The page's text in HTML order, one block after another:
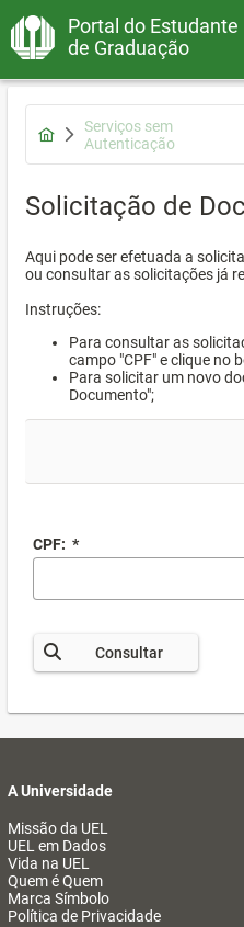
Portal do Estudante
de Graduação
Serviços sem
Autenticação
Solicitação de
Aqui pode ser efetuada a
ou consultar as solicitações já
Instruções:
Para consultar as
campo "CPF" e clique no
Para solicitar um novo
Documento";
CPF: *
Consultar
A Universidade
Missão da UEL
UEL em Dados
Vida na UEL
Quem é Quem
Marca Símbolo
Política de Privacidade